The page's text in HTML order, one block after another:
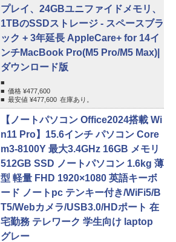
プレイ、24GBユニファイドメモリ、
1TBのSSDストレージ - スペースブラ
ック + 3年延長 AppleCare+ for 14イ
ンチMacBook Pro(M5 Pro/M5 Max)|
ダウンロード版
価格 ¥477,600
最安値 ¥477,600 在庫あり。
【ノートパソコン Office2024搭載 Wi
n11 Pro】15.6インチ パソコン Core
m3-8100Y 最大3.4GHz 16GB メモリ
512GB SSD ノートパソコン 1.6kg 薄
型 軽量 FHD 1920×1080 英語キーボ
ード ノートpc テンキー付き/WiFi5/B
T5/Webカメラ/USB3.0/HDポート 在
宅勤務 テレワーク 学生向け laptop
グレー